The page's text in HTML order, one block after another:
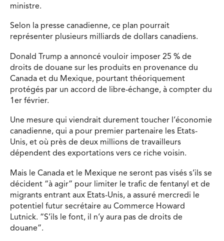
ministre.
Selon la presse canadienne, ce plan pourrait
représenter plusieurs milliards de dollars canadiens.
Donald Trump a annoncé vouloir imposer 25 % de
droits de douane sur les produits en provenance du
Canada et du Mexique, pourtant théoriquement
protégés par un accord de libre-échange, à compter du
1er février.
Une mesure qui viendrait durement toucher l’économie
canadienne, qui a pour premier partenaire les Etats-
Unis, et où près de deux millions de travailleurs
dépendent des exportations vers ce riche voisin.
Mais le Canada et le Mexique ne seront pas visés s’ils se
décident “à agir” pour limiter le trafic de fentanyl et de
migrants entrant aux Etats-Unis, a assuré mercredi le
potentiel futur secrétaire au Commerce Howard
Lutnick. “S’ils le font, il n’y aura pas de droits de
douane”.